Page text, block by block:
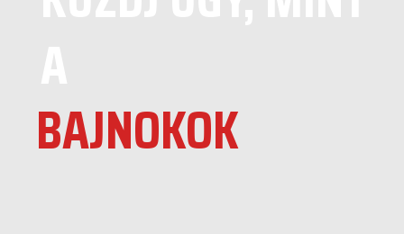
BAJNOKOK